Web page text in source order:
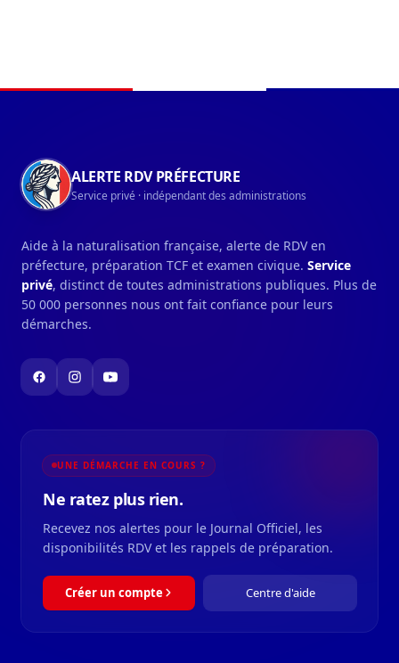
ALERTE RDV PRÉFECTURE
Service privé · indépendant des administrations
Aide à la naturalisation française, alerte de RDV en
préfecture, préparation TCF et examen civique. Service
privé, distinct de toutes administrations publiques. Plus de
50 000 personnes nous ont fait confiance pour leurs
démarches.
UNE DÉMARCHE EN COURS ?
Ne ratez plus rien.
Recevez nos alertes pour le Journal Officiel, les
disponibilités RDV et les rappels de préparation.
Créer un compte Centre d'aide